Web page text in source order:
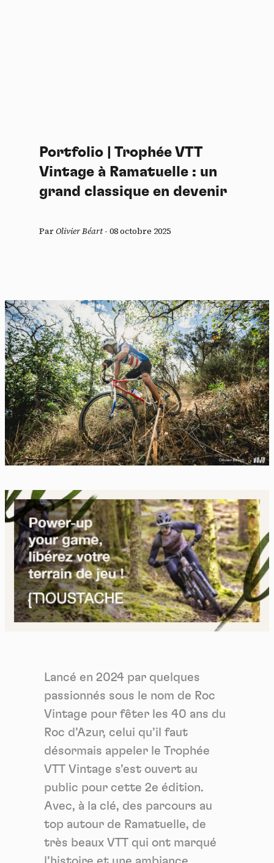
Portfolio | Trophée VTT
Vintage à Ramatuelle : un
grand classique en devenir
ParOlivier Béart- 08 octobre 2025
Lancé en 2024 par quelques
passionnés sous le nom de Roc
Vintage pour fêter les 40 ans du
Roc d’Azur, celui qu’il faut
désormais appeler le Trophée
VTT Vintage s’est ouvert au
public pour cette 2e édition.
Avec, à la clé, des parcours au
top autour de Ramatuelle, de
très beaux VTT qui ont marqué